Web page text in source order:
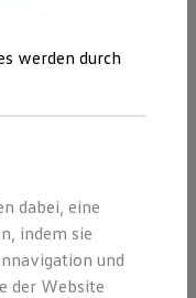
über die
Autohaus
als
von Inhalten
Webseite
sind.
werden durch
dabei, eine
indem sie
und
der Website